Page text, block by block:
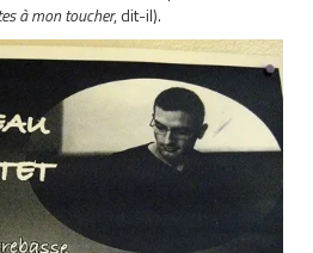
à mon toucher, dit-il).